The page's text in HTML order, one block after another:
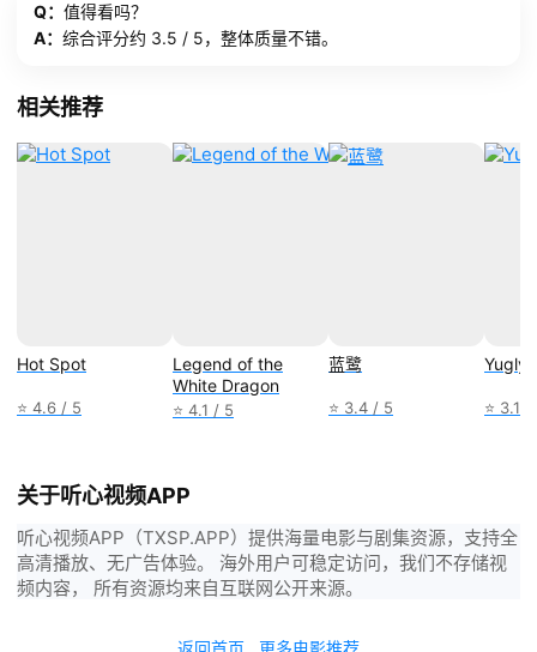
Q： 值得看吗？
A： 综合评分约 3.5 / 5，整体质量不错。
相关推荐
Hot Spot
⭐ 4.6 / 5
Legend of the
White Dragon
⭐ 4.1 / 5
蓝鹭
⭐ 3.4 / 5
Yugly
⭐ 3.1 /
关于听心视频APP
听心视频APP（TXSP.APP）提供海量电影与剧集资源，支持全
高清播放、无广告体验。 海外用户可稳定访问，我们不存储视
频内容， 所有资源均来自互联网公开来源。
返回首页 更多电影推荐